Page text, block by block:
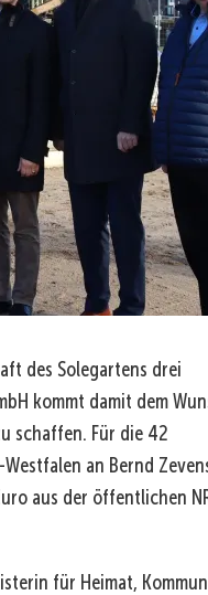
des Solegartens drei
kommt damit dem
schaffen. Für die 42
an Bernd
aus der öffentlichen
für Heimat,